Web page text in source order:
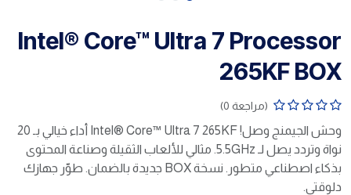
Intel® Core™ Ultra 7 Processor
265KF BOX
(مراجعة 0)
وحش الجيمنج وصل! Intel® Core™ Ultra 7 265KF أداء خيالي بـ 20
نواة وتردد يصل لـ 5.5GHz. مثالي للألعاب الثقيلة وصناعة المحتوى
بذكاء اصطناعي متطور. نسخة BOX جديدة بالضمان. طوّر جهازك
دلوقتي.